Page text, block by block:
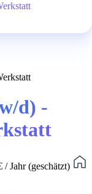
d) -
/ Jahr (geschätzt)